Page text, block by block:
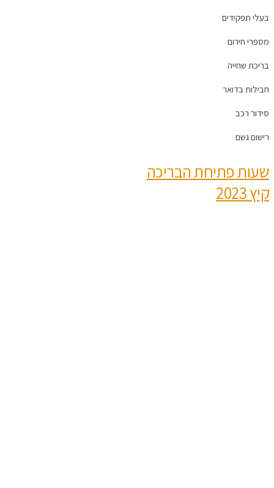
בעלי תפקידים
מספרי חירום
בריכת שחייה
חבילות בדואר
סידור רכב
רישום גשם
שעות פתיחת הבריכה
קיץ 2023